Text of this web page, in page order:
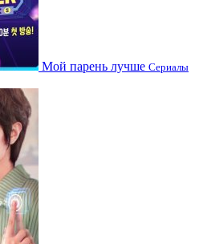
Мой парень лучше Сериалы